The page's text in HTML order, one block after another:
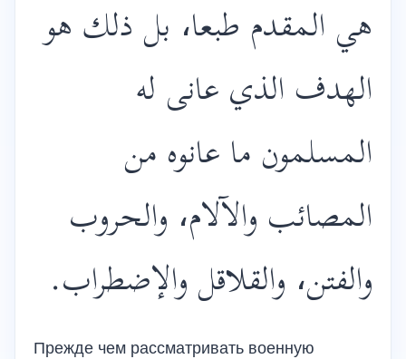
هي المقدم طبعا، بل ذلك هو
الهدف الذي عانى له
المسلمون ما عانوه من
المصائب والآلام، والحروب
والفتن، والقلاقل والإضطراب.
Прежде чем рассматривать военную